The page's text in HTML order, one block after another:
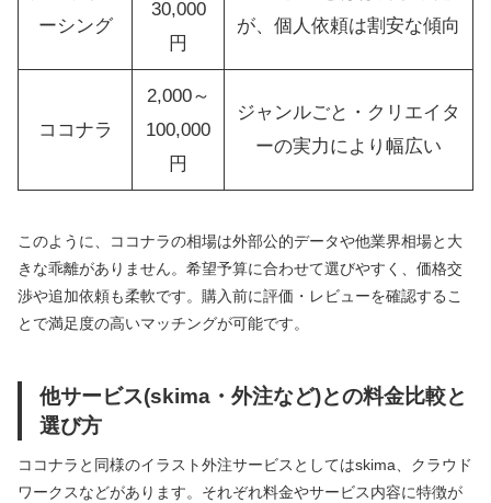
ーシング
30,000
円
が、個人依頼は割安な傾向
ココナラ
2,000～
100,000
円
ジャンルごと・クリエイタ
ーの実力により幅広い
このように、ココナラの相場は外部公的データや他業界相場と大
きな乖離がありません。希望予算に合わせて選びやすく、価格交
渉や追加依頼も柔軟です。購入前に評価・レビューを確認するこ
とで満足度の高いマッチングが可能です。
他サービス(skima・外注など)との料金比較と
選び方
ココナラと同様のイラスト外注サービスとしてはskima、クラウド
ワークスなどがあります。それぞれ料金やサービス内容に特徴が